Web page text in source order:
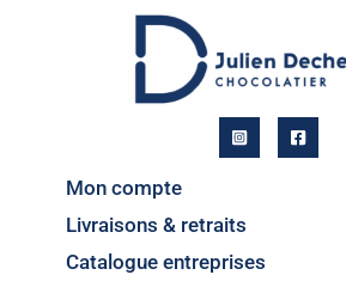
Mon compte
Livraisons & retraits
Catalogue entreprises